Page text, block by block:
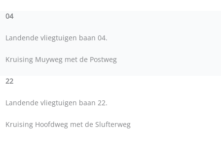
04
Landende vliegtuigen baan 04.
Kruising Muyweg met de Postweg
22
Landende vliegtuigen baan 22.
Kruising Hoofdweg met de Slufterweg